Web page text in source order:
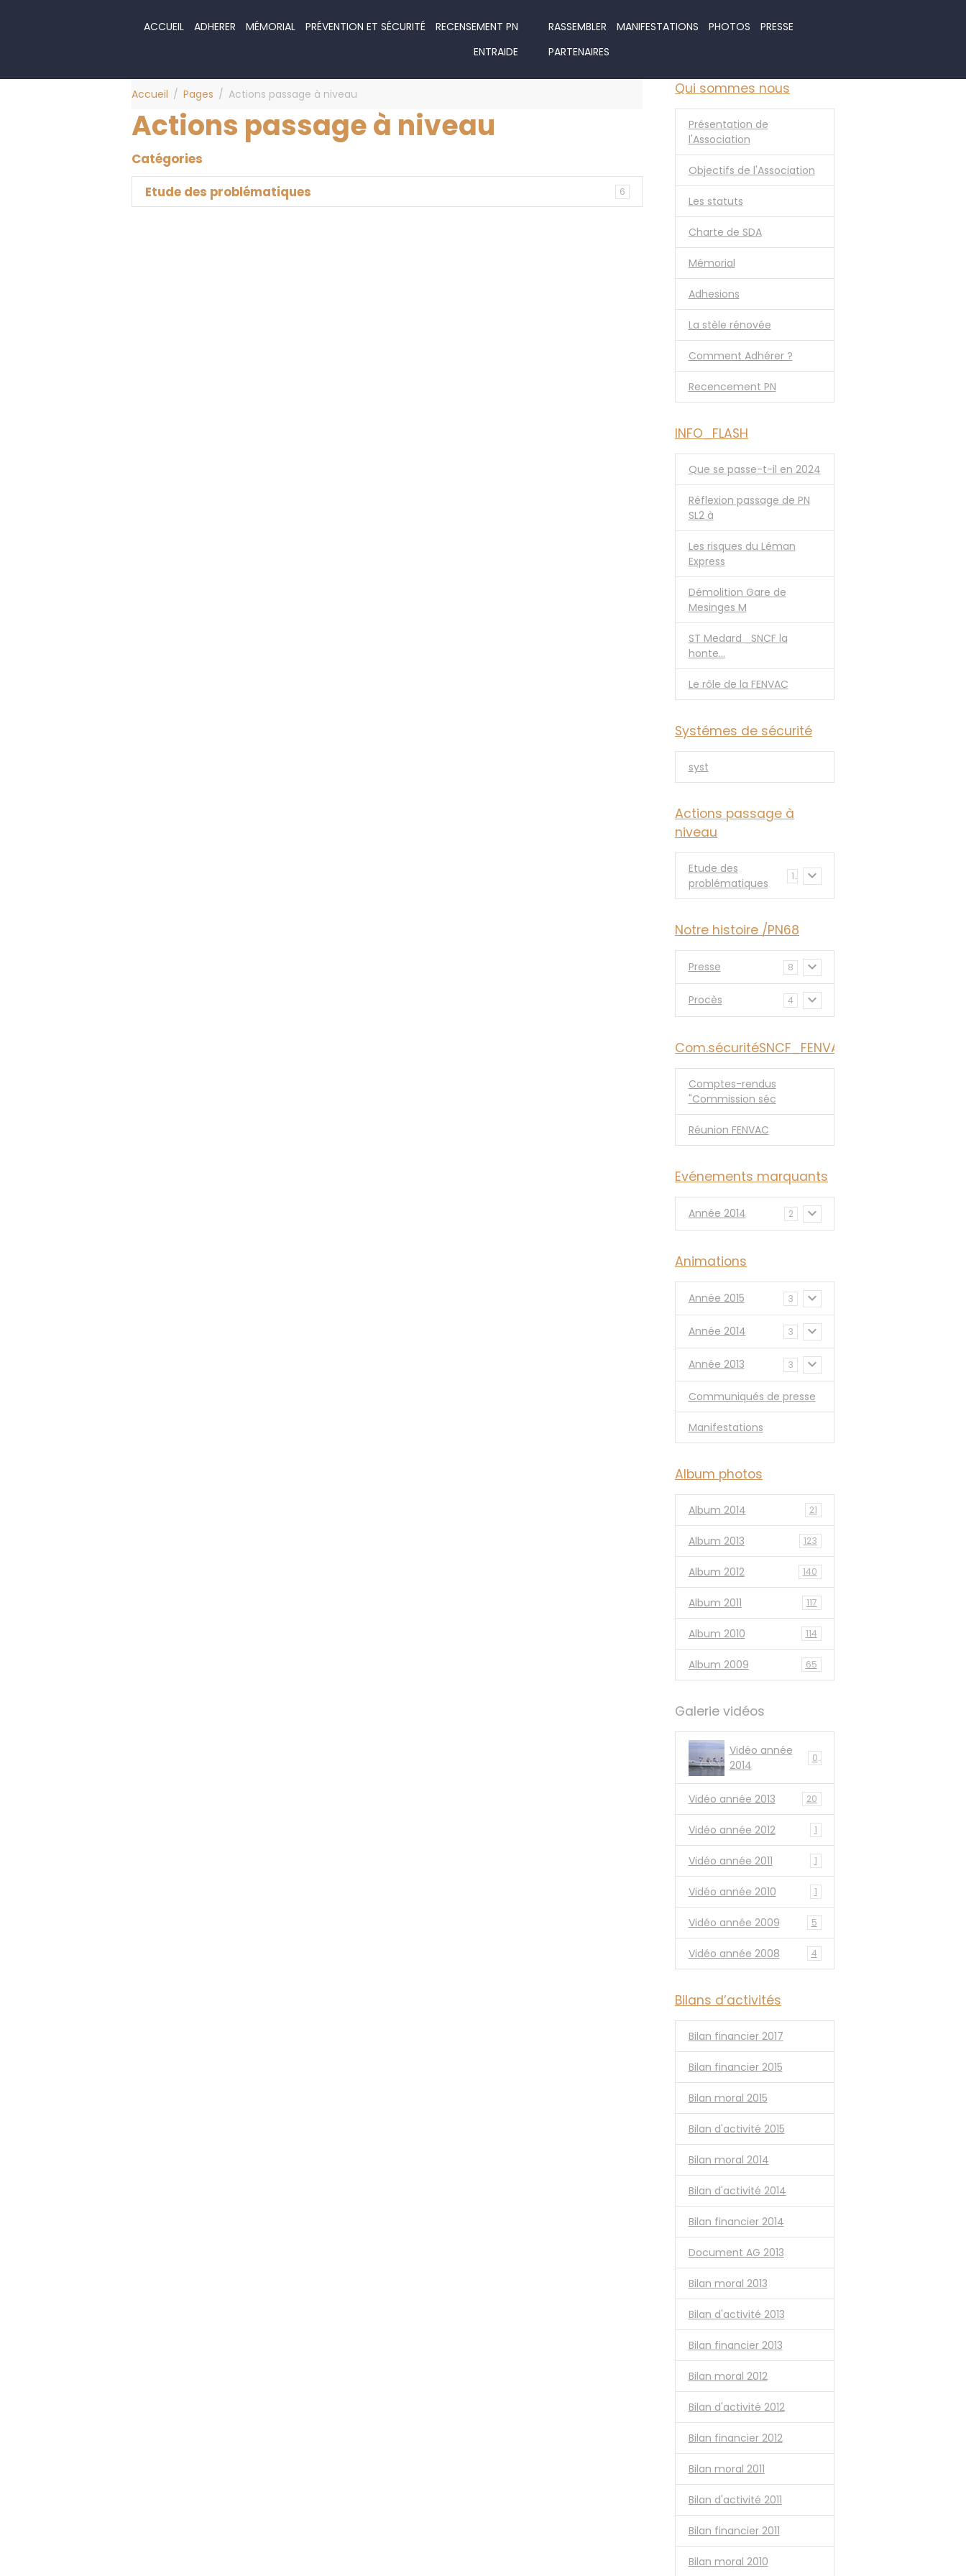
ACCUEIL ADHERER MÉMORIAL PRÉVENTION ET SÉCURITÉ
RECENSEMENT PN
ENTRAIDE
RASSEMBLER MANIFESTATIONS PHOTOS
PRESSE
PARTENAIRES
Accueil Pages Actions passage à niveau
Actions passage à niveau
Catégories
Etude des problématiques
6
Qui sommes nous
Présentation de
l'Association
Objectifs de l'Association
Les statuts
Charte de SDA
Mémorial
Adhesions
La stèle rénovée
Comment Adhérer ?
Recencement PN
INFO_FLASH
Que se passe-t-il en 2024
Réflexion passage de PN
SL2 à
Les risques du Léman
Express
Démolition Gare de
Mesinges M
ST Medard _SNCF la
honte...
Le rôle de la FENVAC
Systémes de sécurité
syst
Actions passage à
niveau
Etude des
problématiques
1
Notre histoire /PN68
Presse 8
Procès 4
Com.sécuritéSNCF_FENVAC
Comptes-rendus
"Commission séc
Réunion FENVAC
Evénements marquants
Année 2014 2
Animations
Année 2015 3
Année 2014 3
Année 2013 3
Communiqués de presse
Manifestations
Album photos
Album 2014 21
Album 2013 123
Album 2012 140
Album 2011 117
Album 2010 114
Album 2009 65
Galerie vidéos
Vidéo année
2014
0
Vidéo année 2013 20
Vidéo année 2012 1
Vidéo année 2011 1
Vidéo année 2010 1
Vidéo année 2009 5
Vidéo année 2008 4
Bilans d’activités
Bilan financier 2017
Bilan financier 2015
Bilan moral 2015
Bilan d'activité 2015
Bilan moral 2014
Bilan d'activité 2014
Bilan financier 2014
Document AG 2013
Bilan moral 2013
Bilan d'activité 2013
Bilan financier 2013
Bilan moral 2012
Bilan d'activité 2012
Bilan financier 2012
Bilan moral 2011
Bilan d'activité 2011
Bilan financier 2011
Bilan moral 2010